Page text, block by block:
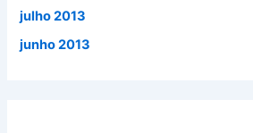
julho 2013
junho 2013